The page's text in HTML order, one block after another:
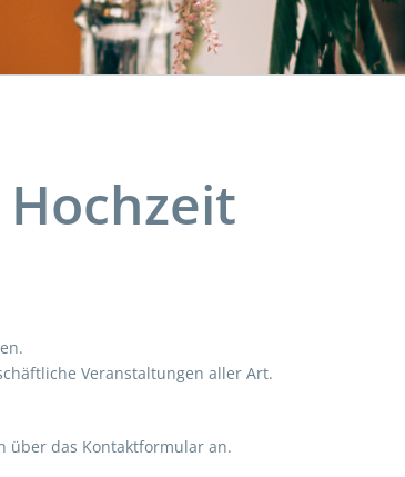
Veranstaltungen aller Art.
über das Kontaktformular an.